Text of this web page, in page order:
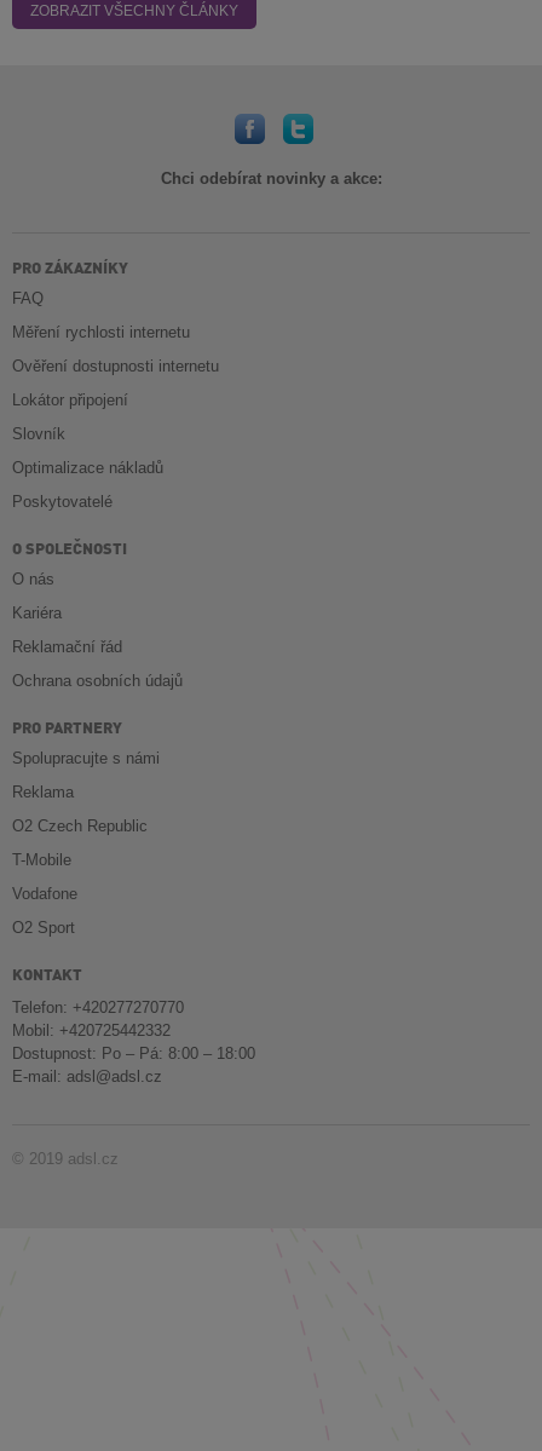
ZOBRAZIT VŠECHNY ČLÁNKY
Chci odebírat novinky a akce:
PRO ZÁKAZNÍKY
FAQ
Měření rychlosti internetu
Ověření dostupnosti internetu
Lokátor připojení
Slovník
Optimalizace nákladů
Poskytovatelé
O SPOLEČNOSTI
O nás
Kariéra
Reklamační řád
Ochrana osobních údajů
PRO PARTNERY
Spolupracujte s námi
Reklama
O2 Czech Republic
T-Mobile
Vodafone
O2 Sport
KONTAKT
Telefon: +420277270770
Mobil: +420725442332
Dostupnost: Po – Pá: 8:00 – 18:00
E-mail: adsl@adsl.cz
© 2019 adsl.cz